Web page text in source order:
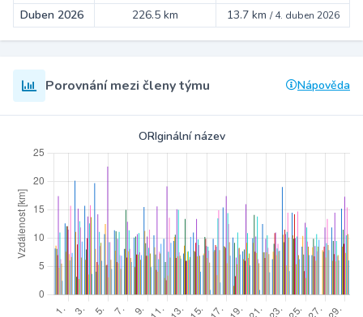
Duben 2026 226.5 km 13.7 km /4. duben 2026
Porovnání mezi členy týmu Nápověda
ORIginální název